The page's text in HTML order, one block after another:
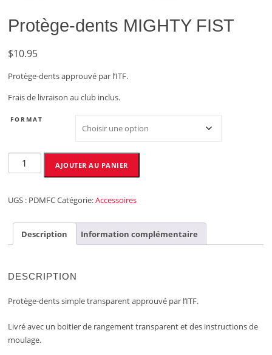
Protège-dents MIGHTY FIST
$10.95
Protège-dents approuvé par l’ITF.
Frais de livraison au club inclus.
FORMAT
quantité
de
dents
FIST
AJOUTER AU PANIER
UGS : PDMFCCatégorie:Accessoires
Description Information complémentaire
DESCRIPTION
Protège-dents simple transparent approuvé par l’ITF.
Livré avec un boitier de rangement transparent et des instructions de
moulage.